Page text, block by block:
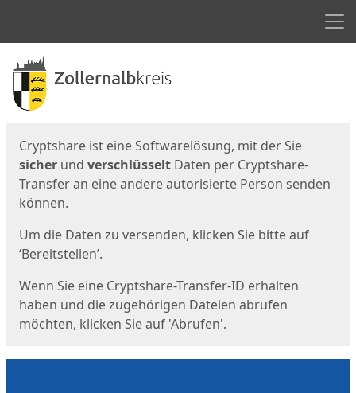
Start
Cryptshare ist eine Softwarelösung, mit der Sie
sicher und verschlüsselt Daten per Cryptshare-
Transfer an eine andere autorisierte Person senden
können.
Um die Daten zu versenden, klicken Sie bitte auf
‘Bereitstellen’.
Wenn Sie eine Cryptshare-Transfer-ID erhalten
haben und die zugehörigen Dateien abrufen
möchten, klicken Sie auf 'Abrufen'.